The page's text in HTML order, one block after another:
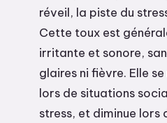
réveil, la piste du
Cette toux est
irritante et sonore,
glaires ni fièvre. Elle
lors de situations
stress, et diminue lors